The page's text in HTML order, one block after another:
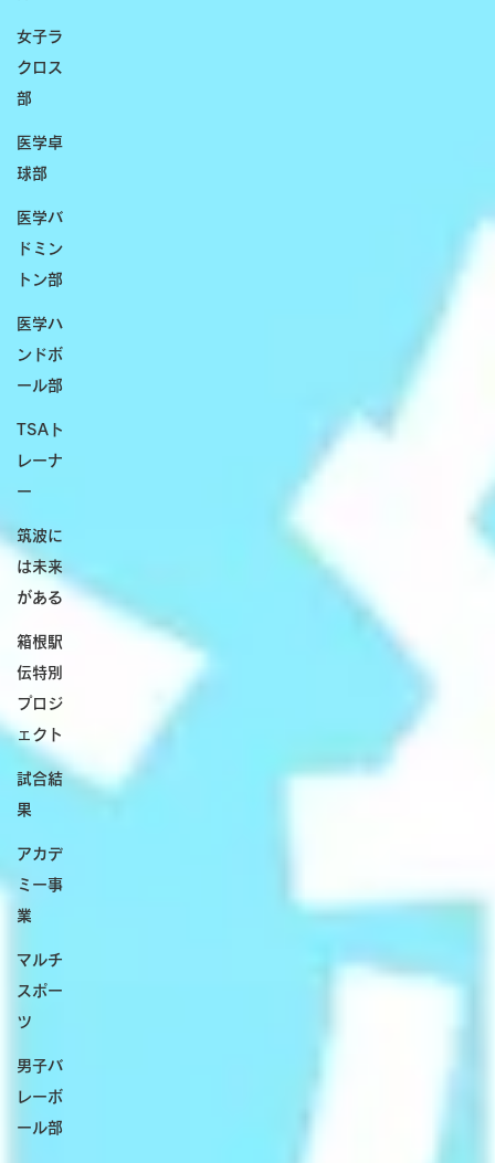
女子ラ
クロス
部
医学卓
球部
医学バ
ドミン
トン部
医学ハ
ンドボ
ール部
TSAト
レーナ
ー
筑波に
は未来
がある
箱根駅
伝特別
プロジ
ェクト
試合結
果
アカデ
ミー事
業
マルチ
スポー
ツ
男子バ
レーボ
ール部